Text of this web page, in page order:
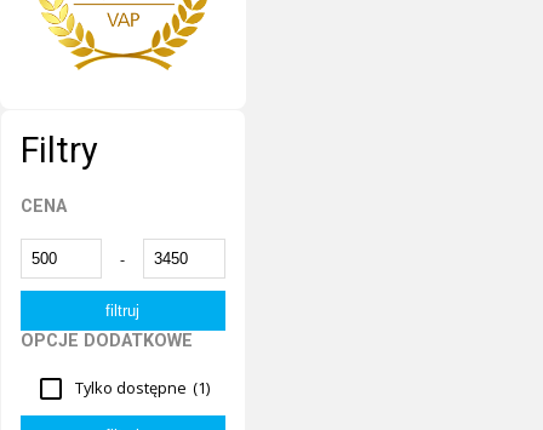
Filtry
CENA
-
OPCJE DODATKOWE
Tylko dostępne (1)